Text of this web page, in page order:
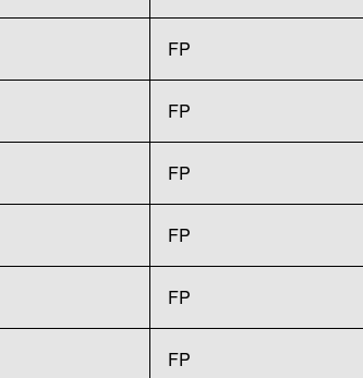
FP
FP
FP
FP
FP
FP